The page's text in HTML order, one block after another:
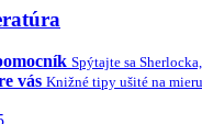
Spýtajte sa
vás Knižné tipy ušité na